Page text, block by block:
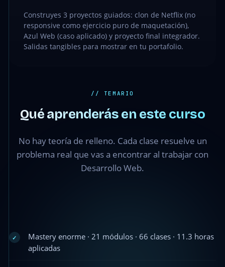
Construyes 3 proyectos guiados: clon de Netflix (no
responsive como ejercicio puro de maquetación),
Azul Web (caso aplicado) y proyecto final integrador.
Salidas tangibles para mostrar en tu portafolio.
// TEMARIO
Qué aprenderás en este curso
No hay teoría de relleno. Cada clase resuelve un
problema real que vas a encontrar al trabajar con
Desarrollo Web.
✓
Mastery enorme · 21 módulos · 66 clases · 11.3 horas
aplicadas